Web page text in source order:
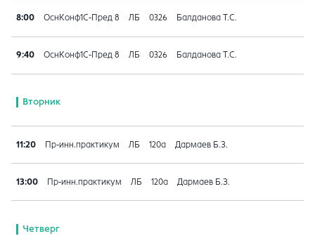
8:00 ОснКонф1С-Пред 8 ЛБ 0326 Балданова Т.С.
9:40 ОснКонф1С-Пред 8 ЛБ 0326 Балданова Т.С.
Вторник
11:20 Пр-инн.практикум ЛБ 120а Дармаев Б.З.
13:00 Пр-инн.практикум ЛБ 120а Дармаев Б.З.
Четверг